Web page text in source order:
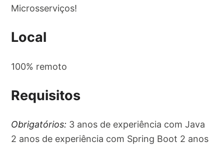
Microsserviços!
Local
100% remoto
Requisitos
Obrigatórios: 3 anos de experiência com Java
2 anos de experiência com Spring Boot 2 anos